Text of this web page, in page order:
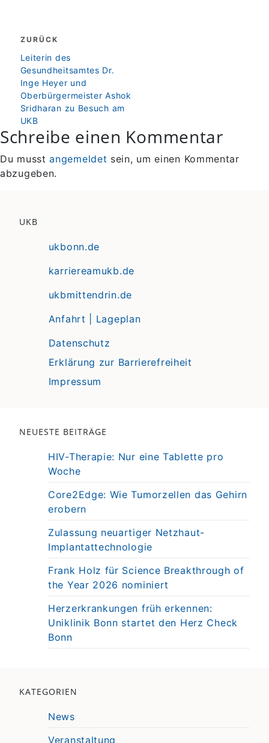
Beitragsnavigation
ZURÜCK
zurück
Leiterin des
Gesundheitsamtes Dr.
Inge Heyer und
Oberbürgermeister Ashok
Sridharan zu Besuch am
UKB
Schreibe einen Kommentar
Du musstangemeldet sein, um einen Kommentar
abzugeben.
UKB
ukbonn.de
karriereamukb.de
ukbmittendrin.de
Anfahrt | Lageplan
Datenschutz
Erklärung zur Barrierefreiheit
Impressum
NEUESTE BEITRÄGE
HIV-Therapie: Nur eine Tablette pro
Woche
Core2Edge: Wie Tumorzellen das Gehirn
erobern
Zulassung neuartiger Netzhaut-
Implantattechnologie
Frank Holz für Science Breakthrough of
the Year 2026 nominiert
Herzerkrankungen früh erkennen:
Uniklinik Bonn startet den Herz Check
Bonn
KATEGORIEN
News
Veranstaltung